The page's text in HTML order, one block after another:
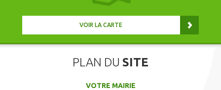
VOIR LA CARTE
PLAN DU SITE
VOTRE MAIRIE